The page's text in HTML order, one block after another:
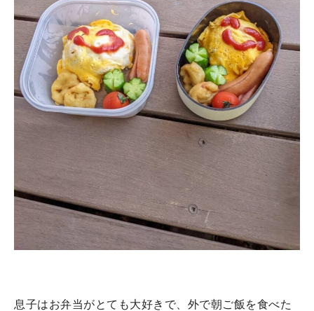
息子はお弁当がとても大好きで、外で朝ご飯を食べた